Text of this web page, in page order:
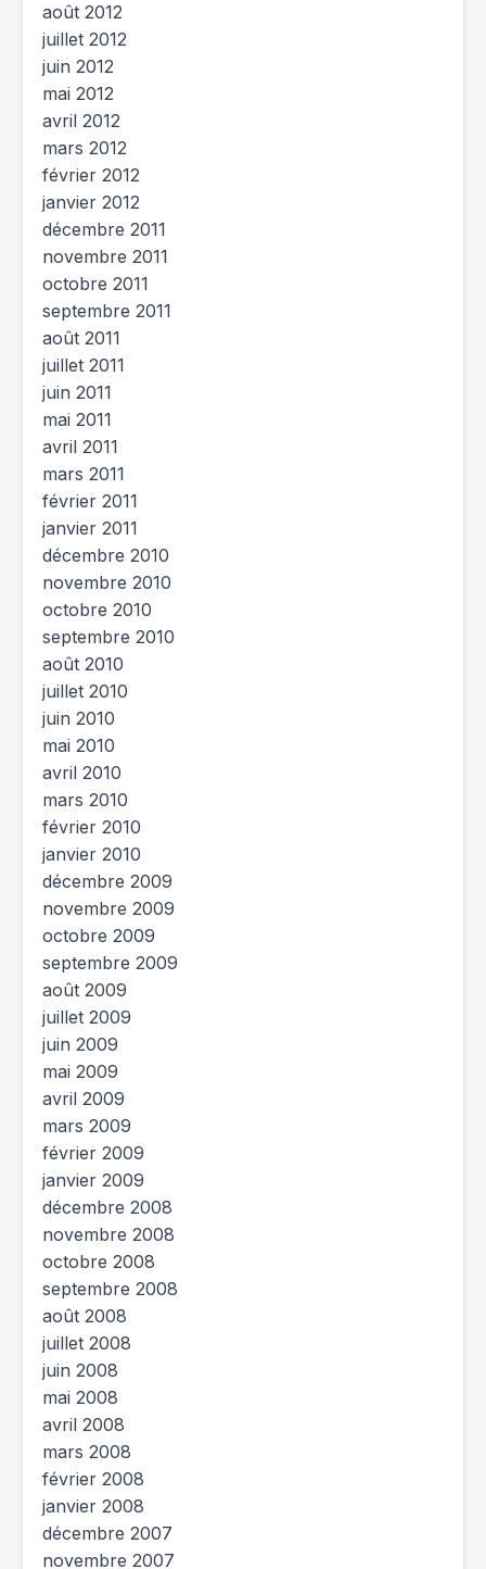
août 2012
juillet 2012
juin 2012
mai 2012
avril 2012
mars 2012
février 2012
janvier 2012
décembre 2011
novembre 2011
octobre 2011
septembre 2011
août 2011
juillet 2011
juin 2011
mai 2011
avril 2011
mars 2011
février 2011
janvier 2011
décembre 2010
novembre 2010
octobre 2010
septembre 2010
août 2010
juillet 2010
juin 2010
mai 2010
avril 2010
mars 2010
février 2010
janvier 2010
décembre 2009
novembre 2009
octobre 2009
septembre 2009
août 2009
juillet 2009
juin 2009
mai 2009
avril 2009
mars 2009
février 2009
janvier 2009
décembre 2008
novembre 2008
octobre 2008
septembre 2008
août 2008
juillet 2008
juin 2008
mai 2008
avril 2008
mars 2008
février 2008
janvier 2008
décembre 2007
novembre 2007